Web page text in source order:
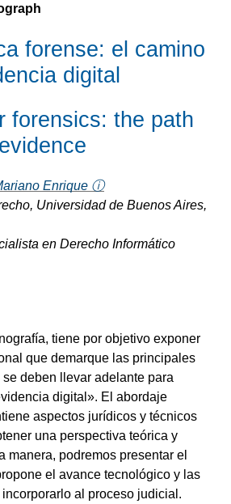
forense: el camino
digital
forensics: the path
Enrique ⓘ
Universidad de Buenos Aires,
en Derecho Informático
tiene por objetivo exponer
que demarque las principales
deben llevar adelante para
digital». El abordaje
aspectos jurídicos y técnicos
una perspectiva teórica y
manera, podremos presentar el
el avance tecnológico y las
al proceso judicial.